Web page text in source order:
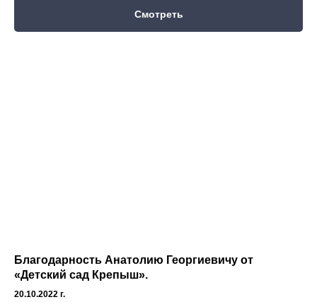
Смотреть
Благодарность Анатолию Георгиевичу от
«Детский сад Крепыш».
20.10.2022 г.